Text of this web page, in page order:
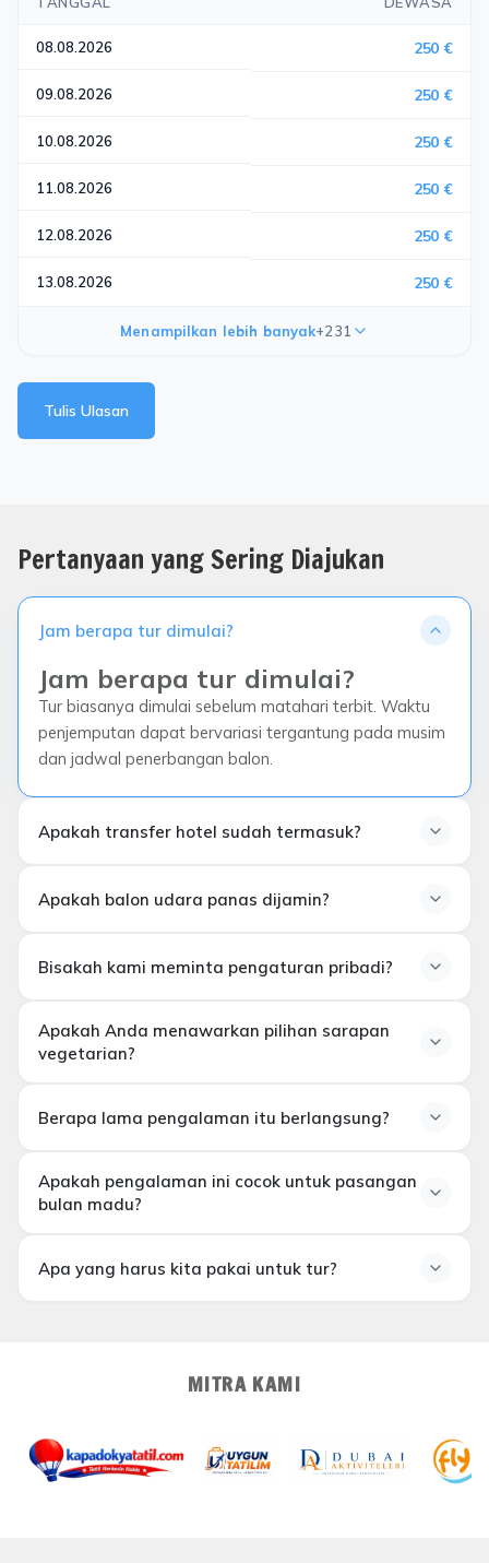
08.08.2026 250 €
09.08.2026 250 €
10.08.2026 250 €
11.08.2026 250 €
12.08.2026 250 €
13.08.2026 250 €
Menampilkan lebih banyak+231
Tulis Ulasan
Pertanyaan yang Sering Diajukan
Jam berapa tur dimulai?
Jam berapa tur dimulai?
Tur biasanya dimulai sebelum matahari terbit. Waktu
penjemputan dapat bervariasi tergantung pada musim
dan jadwal penerbangan balon.
Apakah transfer hotel sudah termasuk?
termasuk?
Apakah balon udara panas dijamin?
Bisakah kami meminta pengaturan pribadi?
pengaturan pribadi?
Apakah Anda menawarkan pilihan sarapan
vegetarian?
pilihan sarapan vegetarian?
Berapa lama pengalaman itu berlangsung?
berlangsung?
Apakah pengalaman ini cocok untuk pasangan
bulan madu?
untuk pasangan bulan madu?
Apa yang harus kita pakai untuk tur?
MITRA KAMI